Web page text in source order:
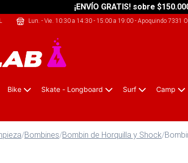
¡ENVÍO GRATIS! sobre
SHERPALIFE.CL
Lun. - Vie. 10:30 a 14:30 - 15:00 a 19:00- Apoquindo 7331
Bike Skate - Longboard Surf Camp
/Bombines/Bombin de Horquilla y Shock/